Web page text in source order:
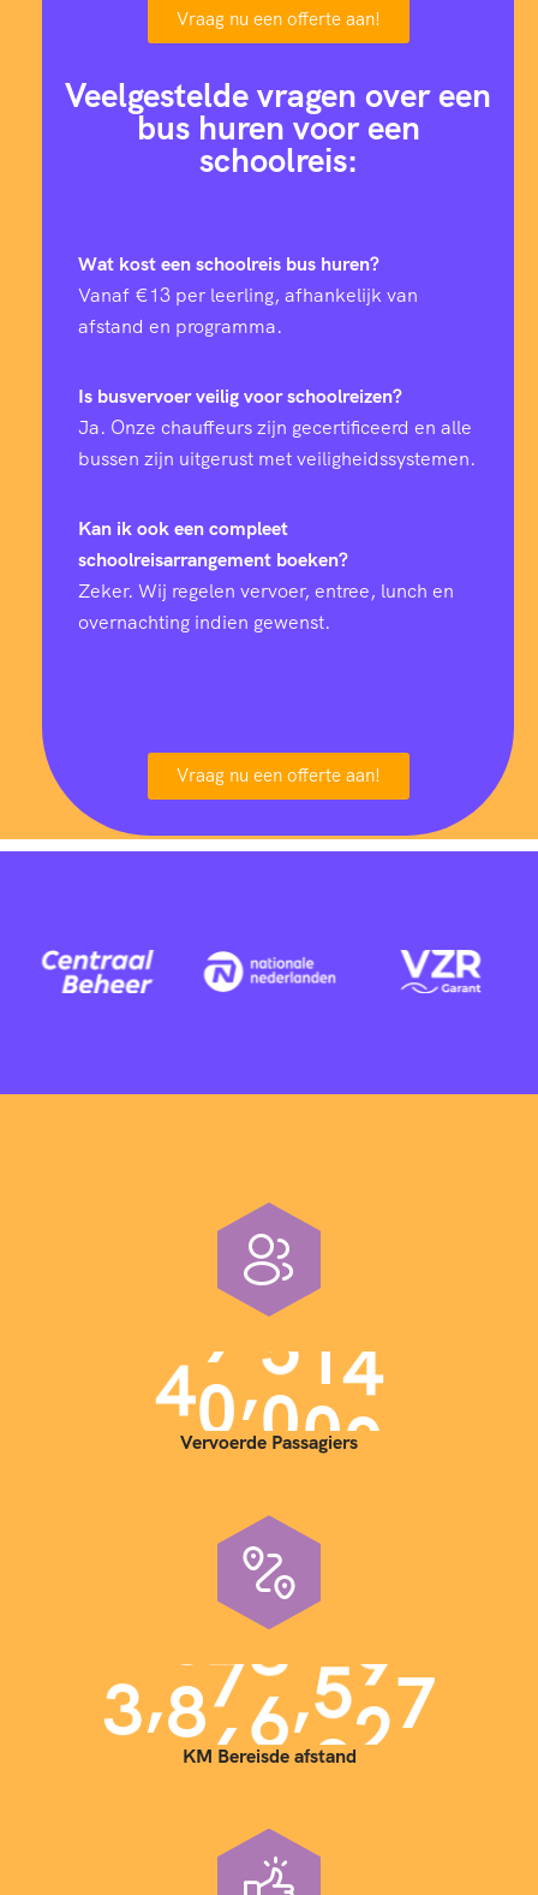
Vraag nu een offerte aan!
Veelgestelde vragen over een
bus huren voor een
schoolreis:
Wat kost een schoolreis bus huren?
Vanaf €13 per leerling, afhankelijk van
afstand en programma.
Is busvervoer veilig voor schoolreizen?
Ja. Onze chauffeurs zijn gecertificeerd en alle
bussen zijn uitgerust met veiligheidssystemen.
Kan ik ook een compleet
schoolreisarrangement boeken?
Zeker. Wij regelen vervoer, entree, lunch en
overnachting indien gewenst.
Vraag nu een offerte aan!
40,000
Vervoerde Passagiers
3,900,000
KM Bereisde afstand